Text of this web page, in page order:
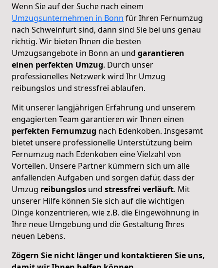
Wenn Sie auf der Suche nach einem
Umzugsunternehmen in Bonn für Ihren Fernumzug
nach Schweinfurt sind, dann sind Sie bei uns genau
richtig. Wir bieten Ihnen die besten
Umzugsangebote in Bonn an und garantieren
einen perfekten Umzug. Durch unser
professionelles Netzwerk wird Ihr Umzug
reibungslos und stressfrei ablaufen.
Mit unserer langjährigen Erfahrung und unserem
engagierten Team garantieren wir Ihnen einen
perfekten Fernumzug nach Edenkoben. Insgesamt
bietet unsere professionelle Unterstützung beim
Fernumzug nach Edenkoben eine Vielzahl von
Vorteilen. Unsere Partner kümmern sich um alle
anfallenden Aufgaben und sorgen dafür, dass der
Umzug reibungslos und stressfrei verläuft. Mit
unserer Hilfe können Sie sich auf die wichtigen
Dinge konzentrieren, wie z.B. die Eingewöhnung in
Ihre neue Umgebung und die Gestaltung Ihres
neuen Lebens.
Zögern Sie nicht länger und kontaktieren Sie uns,